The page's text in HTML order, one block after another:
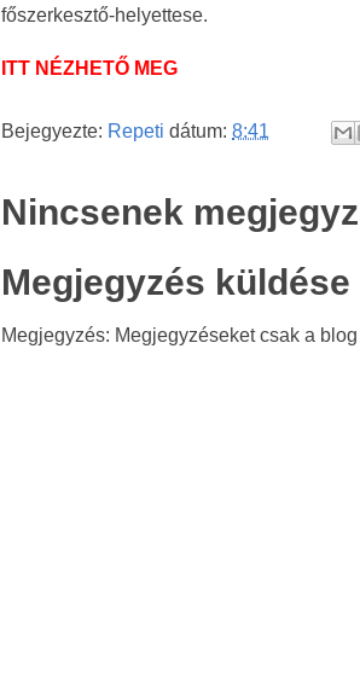
főszerkesztő-helyettese.
ITT NÉZHETŐ MEG
Bejegyezte: Repeti dátum: 8:41
Nincsenek
Megjegyzés küldése
Megjegyzés: Megjegyzéseket csak a